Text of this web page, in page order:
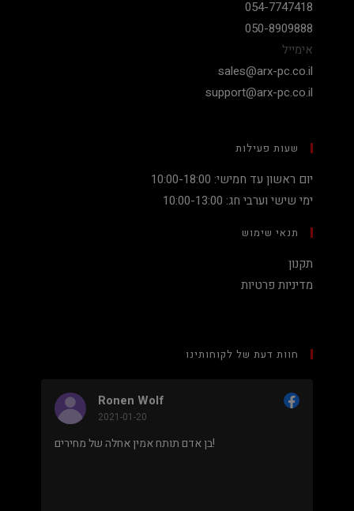
054-7747418
050-8909888
אימייל
sales@arx-pc.co.il
support@arx-pc.co.il
שעות פעילות
יום ראשון עד חמישי: 10:00-18:00
ימי שישי וערבי חג: 10:00-13:00
תנאי שימוש
תקנון
מדיניות פרטיות
חוות דעת של לקוחותינו
Ronen Wolf
2021-01-20
בן אדם תותח אמין אחלה של מחירים!